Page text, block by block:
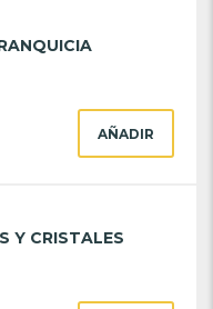
AÑADIR
Y CRISTALES